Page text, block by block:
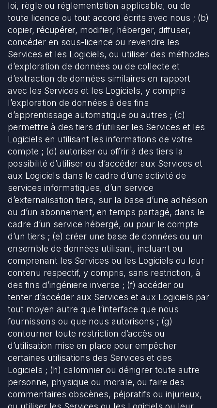
loi, règle ou réglementation applicable, ou de
toute licence ou tout accord écrits avec nous ; (b)
copier, récupérer, modifier, héberger, diffuser,
concéder en sous-licence ou revendre les
Services et les Logiciels, ou utiliser des méthodes
d’exploration de données ou de collecte et
d’extraction de données similaires en rapport
avec les Services et les Logiciels, y compris
l’exploration de données à des fins
d’apprentissage automatique ou autres ; (c)
permettre à des tiers d’utiliser les Services et les
Logiciels en utilisant les informations de votre
compte ; (d) autoriser ou offrir à des tiers la
possibilité d’utiliser ou d’accéder aux Services et
aux Logiciels dans le cadre d’une activité de
services informatiques, d’un service
d’externalisation tiers, sur la base d’une adhésion
ou d’un abonnement, en temps partagé, dans le
cadre d’un service hébergé, ou pour le compte
d’un tiers ; (e) créer une base de données ou un
ensemble de données utilisant, incluant ou
comprenant les Services ou les Logiciels ou leur
contenu respectif, y compris, sans restriction, à
des fins d’ingénierie inverse ; (f) accéder ou
tenter d’accéder aux Services et aux Logiciels par
tout moyen autre que l’interface que nous
fournissons ou que nous autorisons ; (g)
contourner toute restriction d’accès ou
d’utilisation mise en place pour empêcher
certaines utilisations des Services et des
Logiciels ; (h) calomnier ou dénigrer toute autre
personne, physique ou morale, ou faire des
commentaires obscènes, péjoratifs ou injurieux,